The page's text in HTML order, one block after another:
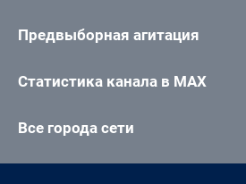
Предвыборная агитация
Статистика канала в MAX
Все города сети